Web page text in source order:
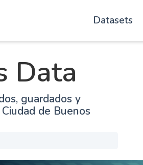
Datasets
Data
guardados y
de Buenos